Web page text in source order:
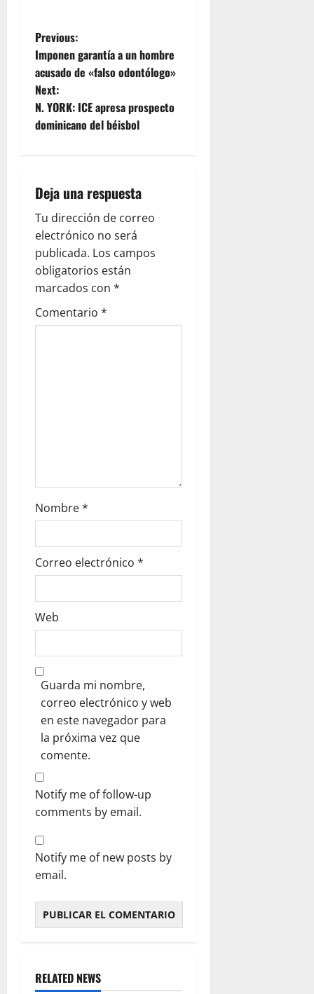
P
o
s
t
a
v
i
g
a
t
Previous:
Imponen garantía a un hombre
acusado de «falso odontólogo»
Next:
N. YORK: ICE apresa prospecto
dominicano del béisbol
Deja una respuesta
Tu dirección de correo
electrónico no será
publicada. Los campos
obligatorios están
marcados con *
Comentario *
Nombre*
Correo electrónico *
Web
Guarda mi nombre,
correo electrónico y web
en este navegador para
la próxima vez que
comente.
Notify me of follow-up
comments by email.
Notify me of new posts by
email.
RELATED NEWS